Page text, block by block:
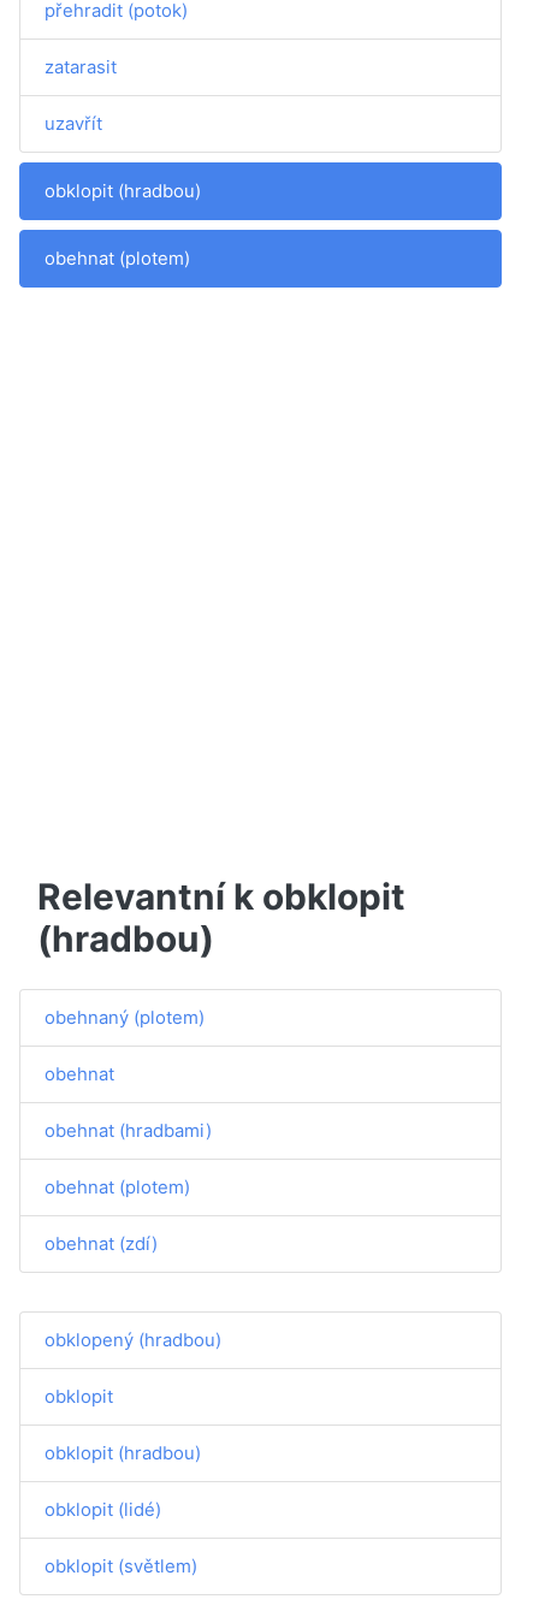
přehradit (potok)
zatarasit
uzavřít
obklopit (hradbou)
obehnat (plotem)
Relevantní k obklopit
(hradbou)
obehnaný (plotem)
obehnat
obehnat (hradbami)
obehnat (plotem)
obehnat (zdí)
obklopený (hradbou)
obklopit
obklopit (hradbou)
obklopit (lidé)
obklopit (světlem)